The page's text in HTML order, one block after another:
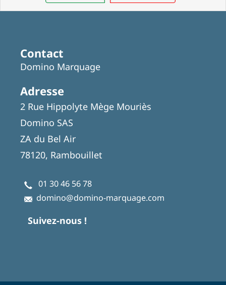
Contact
Domino Marquage
Adresse
2 Rue Hippolyte Mège Mouriès
Domino SAS
ZA du Bel Air
78120, Rambouillet
01 30 46 56 78
domino@domino-marquage.com
Suivez-nous !